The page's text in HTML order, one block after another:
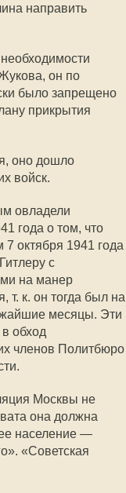
направить
он по
было запрещено
прикрытия
оно дошло
войск.
овладели
года о том, что
октября 1941 года
с
на манер
т. к. он тогда был на
месяцы. Эти
обход
членов Политбюро
Москвы не
она должна
население —
«Советская